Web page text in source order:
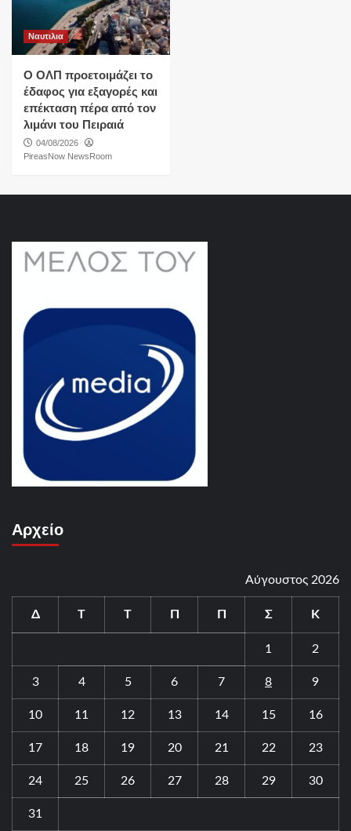
Ναυτιλια
O ΟΛΠ προετοιμάζει το
έδαφος για εξαγορές και
επέκταση πέρα από τον
λιμάνι του Πειραιά
04/08/2026
PireasNow NewsRoom
Αρχείο
Αύγουστος 2026
Δ Τ Τ Π Π Σ Κ
1 2
3 4 5 6 7 8 9
10 11 12 13 14 15 16
17 18 19 20 21 22 23
24 25 26 27 28 29 30
31